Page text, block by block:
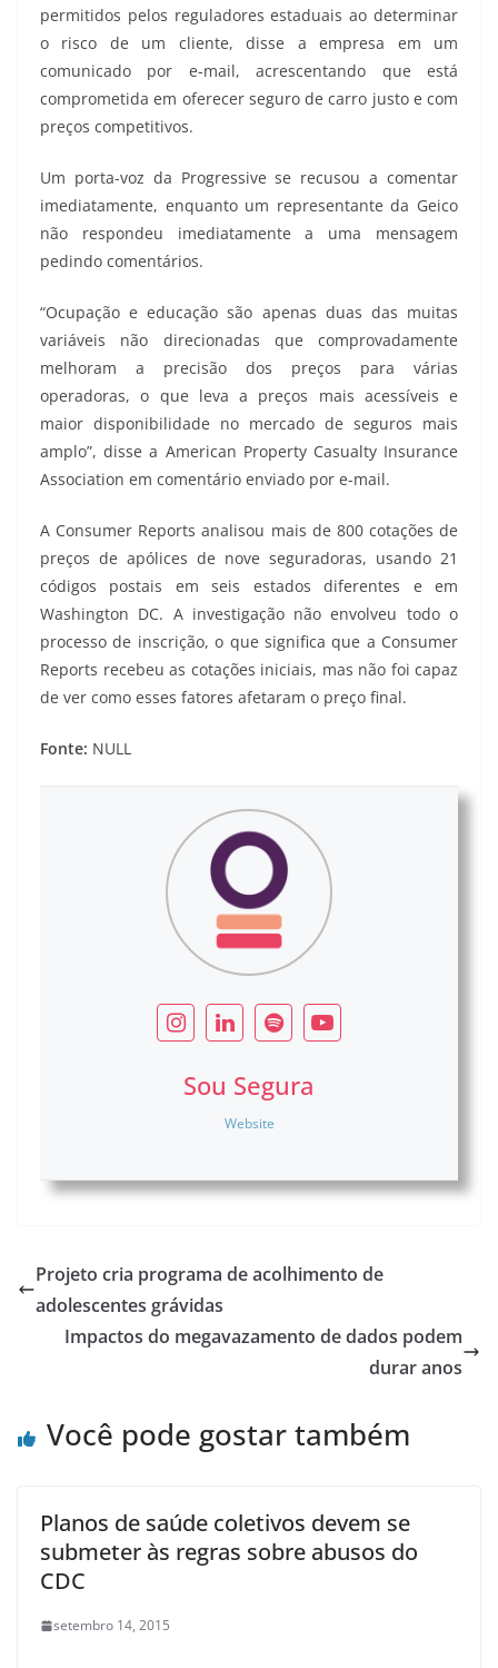
permitidos pelos reguladores estaduais ao determinar
o risco de um cliente, disse a empresa em um
comunicado por e-mail, acrescentando que está
comprometida em oferecer seguro de carro justo e com
preços competitivos.
Um porta-voz da Progressive se recusou a comentar
imediatamente, enquanto um representante da Geico
não respondeu imediatamente a uma mensagem
pedindo comentários.
“Ocupação e educação são apenas duas das muitas
variáveis não direcionadas que comprovadamente
melhoram a precisão dos preços para várias
operadoras, o que leva a preços mais acessíveis e
maior disponibilidade no mercado de seguros mais
amplo”, disse a American Property Casualty Insurance
Association em comentário enviado por e-mail.
A Consumer Reports analisou mais de 800 cotações de
preços de apólices de nove seguradoras, usando 21
códigos postais em seis estados diferentes e em
Washington DC. A investigação não envolveu todo o
processo de inscrição, o que significa que a Consumer
Reports recebeu as cotações iniciais, mas não foi capaz
de ver como esses fatores afetaram o preço final.
Fonte: NULL
Sou Segura
Website
Projeto cria programa de acolhimento de
adolescentes grávidas
Impactos do megavazamento de dados podem
durar anos
Você pode gostar também
Planos de saúde coletivos devem se
submeter às regras sobre abusos do
CDC
setembro 14, 2015